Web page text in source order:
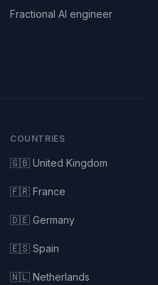
Fractional AI engineer
COUNTRIES
🇬🇧 United Kingdom
🇫🇷 France
🇩🇪 Germany
🇪🇸 Spain
🇳🇱 Netherlands